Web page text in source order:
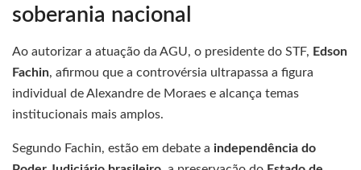
soberania nacional
Ao autorizar a atuação da AGU, o presidente do STF, Edson
Fachin, afirmou que a controvérsia ultrapassa a figura
individual de Alexandre de Moraes e alcança temas
institucionais mais amplos.
Segundo Fachin, estão em debate a independência do